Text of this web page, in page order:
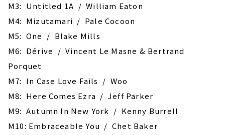
M3: Untitled 1A / William Eaton
M4: Mizutamari / Pale Cocoon
M5: One / Blake Mills
M6: Dérive / Vincent Le Masne & Bertrand
Porquet
M7: In Case Love Fails / Woo
M8: Here Comes Ezra / Jeff Parker
M9: Autumn In New York / Kenny Burrell
M10: Embraceable You / Chet Baker